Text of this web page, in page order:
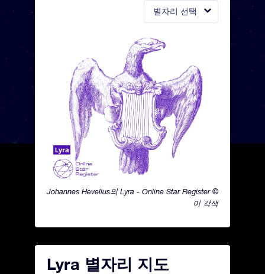
별자리 선택
Johannes Hevelius의 Lyra - Online Star Register ©
이 각색
Lyra 별자리 지도